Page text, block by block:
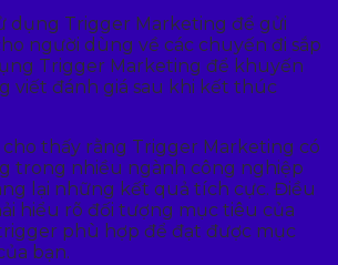
dụng Trigger Marketing để gửi
người dùng về các chuyến đi sắp
Trigger Marketing để khuyến
viết đánh giá sau khi kết thúc
thấy rằng Trigger Marketing có
trong nhiều ngành công nghiệp
lại những kết quả tích cực. Điều
hiểu rõ đối tượng mục tiêu của
phù hợp để đạt được mục
bạn.